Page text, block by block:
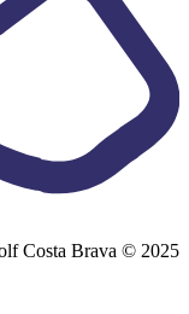
Costa Brava © 2025